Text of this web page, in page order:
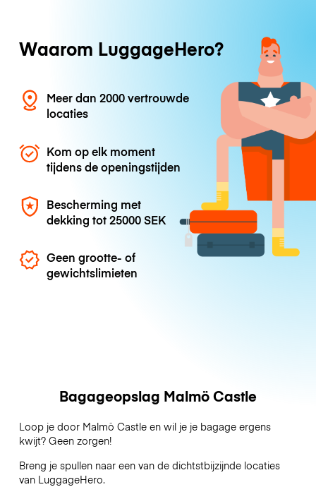
Waarom LuggageHero?
Meer dan 2000 vertrouwde
locaties
Kom op elk moment
tijdens de openingstijden
Bescherming met
dekking tot25000 SEK
Geen grootte- of
gewichtslimieten
Bagageopslag Malmö Castle
Loop je door Malmö Castle en wil je je bagage ergens
kwijt? Geen zorgen!
Breng je spullen naar een van de dichtstbijzijnde locaties
van LuggageHero.